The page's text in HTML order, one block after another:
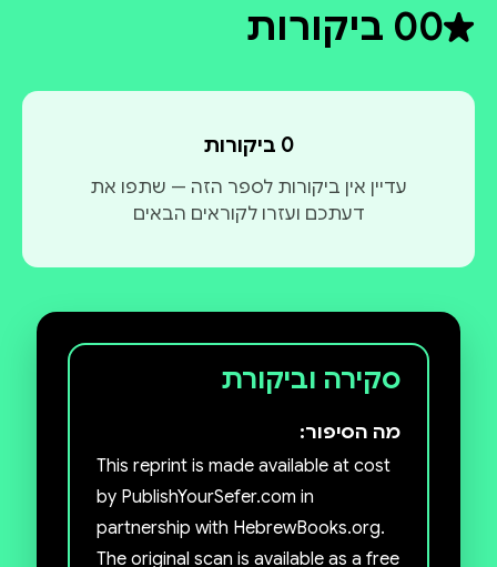
0דירוג ממוצע 0 מתוך 5
0 ביקורות
0 ביקורות
עדיין אין ביקורות לספר הזה — שתפו את
דעתכם ועזרו לקוראים הבאים
סקירה וביקורת
מה הסיפור:
This reprint is made available at cost
by PublishYourSefer.com in
partnership with HebrewBooks.org.
The original scan is available as a free